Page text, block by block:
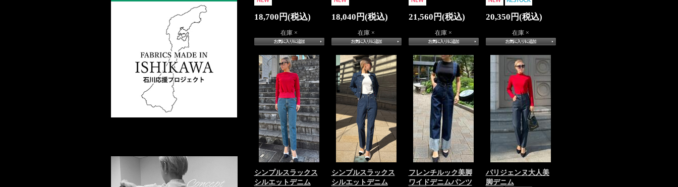
18,700円(税込)
在庫 ×
18,040円(税込)
在庫 ×
21,560円(税込)
在庫 ×
20,350円(税込)
在庫 ×
シンプルスラックス
シルエットデニム
シンプルスラックス
シルエットデニム
フレンチルック美脚
ワイドデニムパンツ
パリジェンヌ大人美
脚デニム